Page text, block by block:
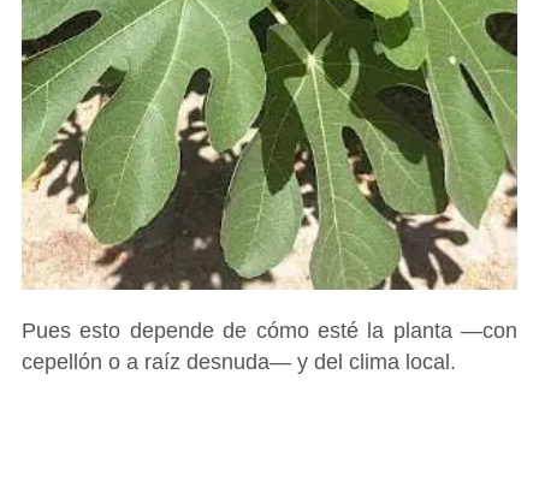
Pues esto depende de cómo esté la planta ―con
cepellón o a raíz desnuda― y del clima local.